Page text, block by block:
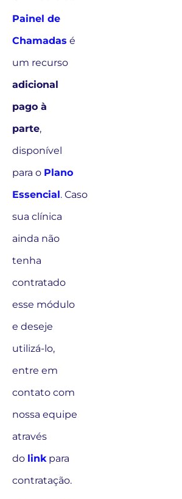
Painel de
Chamadas é
um recurso
adicional
pago à
parte,
disponível
para o Plano
Essencial. Caso
sua clínica
ainda não
tenha
contratado
esse módulo
e deseje
utilizá-lo,
entre em
contato com
nossa equipe
através
do linkpara
contratação.